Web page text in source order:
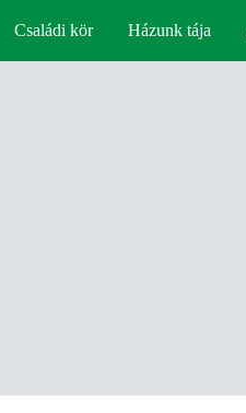
Családi kör Házunk tája